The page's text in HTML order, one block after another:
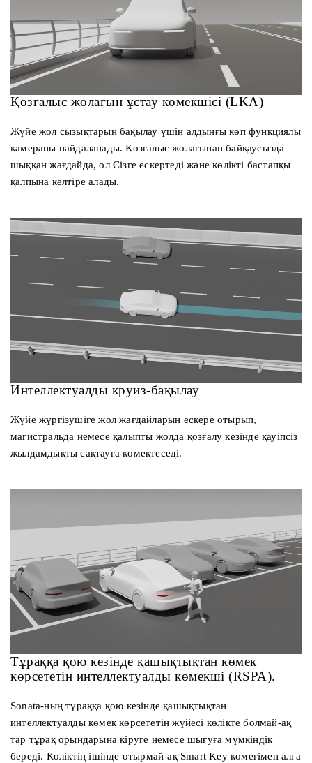
Қозғалыс жолағын ұстау көмекшісі (LKA)
Жүйе жол сызықтарын бақылау үшін алдыңғы көп функциялы
камераны пайдаланады. Қозғалыс жолағынан байқаусызда
шыққан жағдайда, ол Сізге ескертеді және көлікті бастапқы
қалпына келтіре алады.
Интеллектуалды круиз-бақылау
Жүйе жүргізушіге жол жағдайларын ескере отырып,
магистральда немесе қалыпты жолда қозғалу кезінде қауіпсіз
жылдамдықты сақтауға көмектеседі.
Тұраққа қою кезінде қашықтықтан көмек
көрсететін интеллектуалды көмекші (RSPA).
Sonata-ның тұраққа қою кезінде қашықтықтан
интеллектуалды көмек көрсететін жүйесі көлікте болмай-ақ
тар тұрақ орындарына кіруге немесе шығуға мүмкіндік
береді. Көліктің ішінде отырмай-ақ Smart Key көмегімен алға